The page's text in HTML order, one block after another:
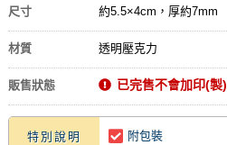
尺寸 約5.5×4cm，厚約7mm
材質 透明壓克力
販售狀態 已完售不會加印(製)
特別說明 附包裝